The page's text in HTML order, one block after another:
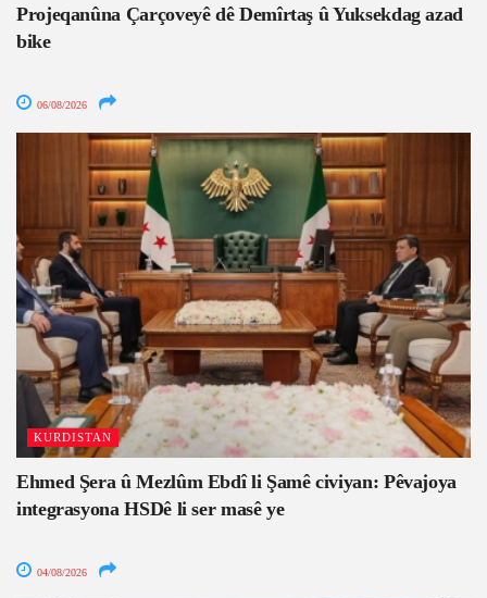
Projeqanûna Çarçoveyê dê Demîrtaş û Yuksekdag azad
bike
06/08/2026
KURDISTAN
Ehmed Şera û Mezlûm Ebdî li Şamê civiyan: Pêvajoya
integrasyona HSDê li ser masê ye
04/08/2026